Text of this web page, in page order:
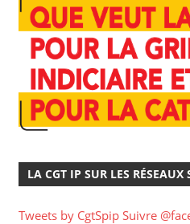
LA CGT IP SUR LES RÉSEAUX
Tweets by CgtSpip Suivre